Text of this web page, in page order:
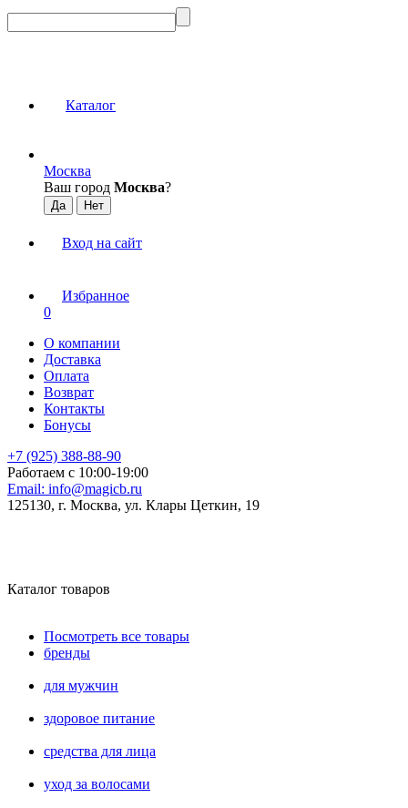
Каталог
Москва
Ваш город Москва?
Вход на сайт
Избранное
0
О компании
Доставка
Оплата
Возврат
Контакты
Бонусы
+7 (925) 388-88-90
Работаем с 10:00-19:00
Email: info@magicb.ru
125130, г. Москва, ул. Клары Цеткин, 19
Каталог товаров
Посмотреть все товары
бренды
для мужчин
здоровое питание
средства для лица
уход за волосами